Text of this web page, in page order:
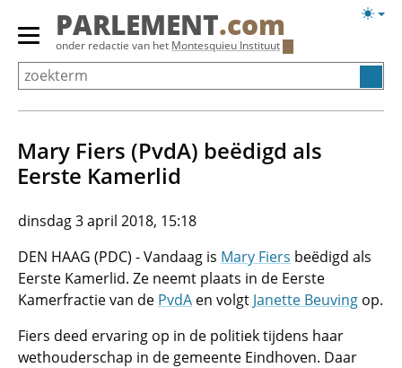
Overslaan
Primair
menu
tonen/verbergen
PARLEMENT.com
onder redactie van het Montesquieu Instituut
Mary Fiers (PvdA) beëdigd als
Eerste Kamerlid
dinsdag 3 april 2018, 15:18
DEN HAAG (PDC) - Vandaag is Mary Fiers beëdigd als
Eerste Kamerlid. Ze neemt plaats in de Eerste
Kamerfractie van de PvdA en volgt Janette Beuving op.
Fiers deed ervaring op in de politiek tijdens haar
wethouderschap in de gemeente Eindhoven. Daar